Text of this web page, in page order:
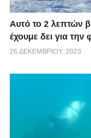
Αυτό το 2 λεπτών
έχουμε δει για την
26 ΔΕΚΕΜΒΡΊΟΥ, 2023